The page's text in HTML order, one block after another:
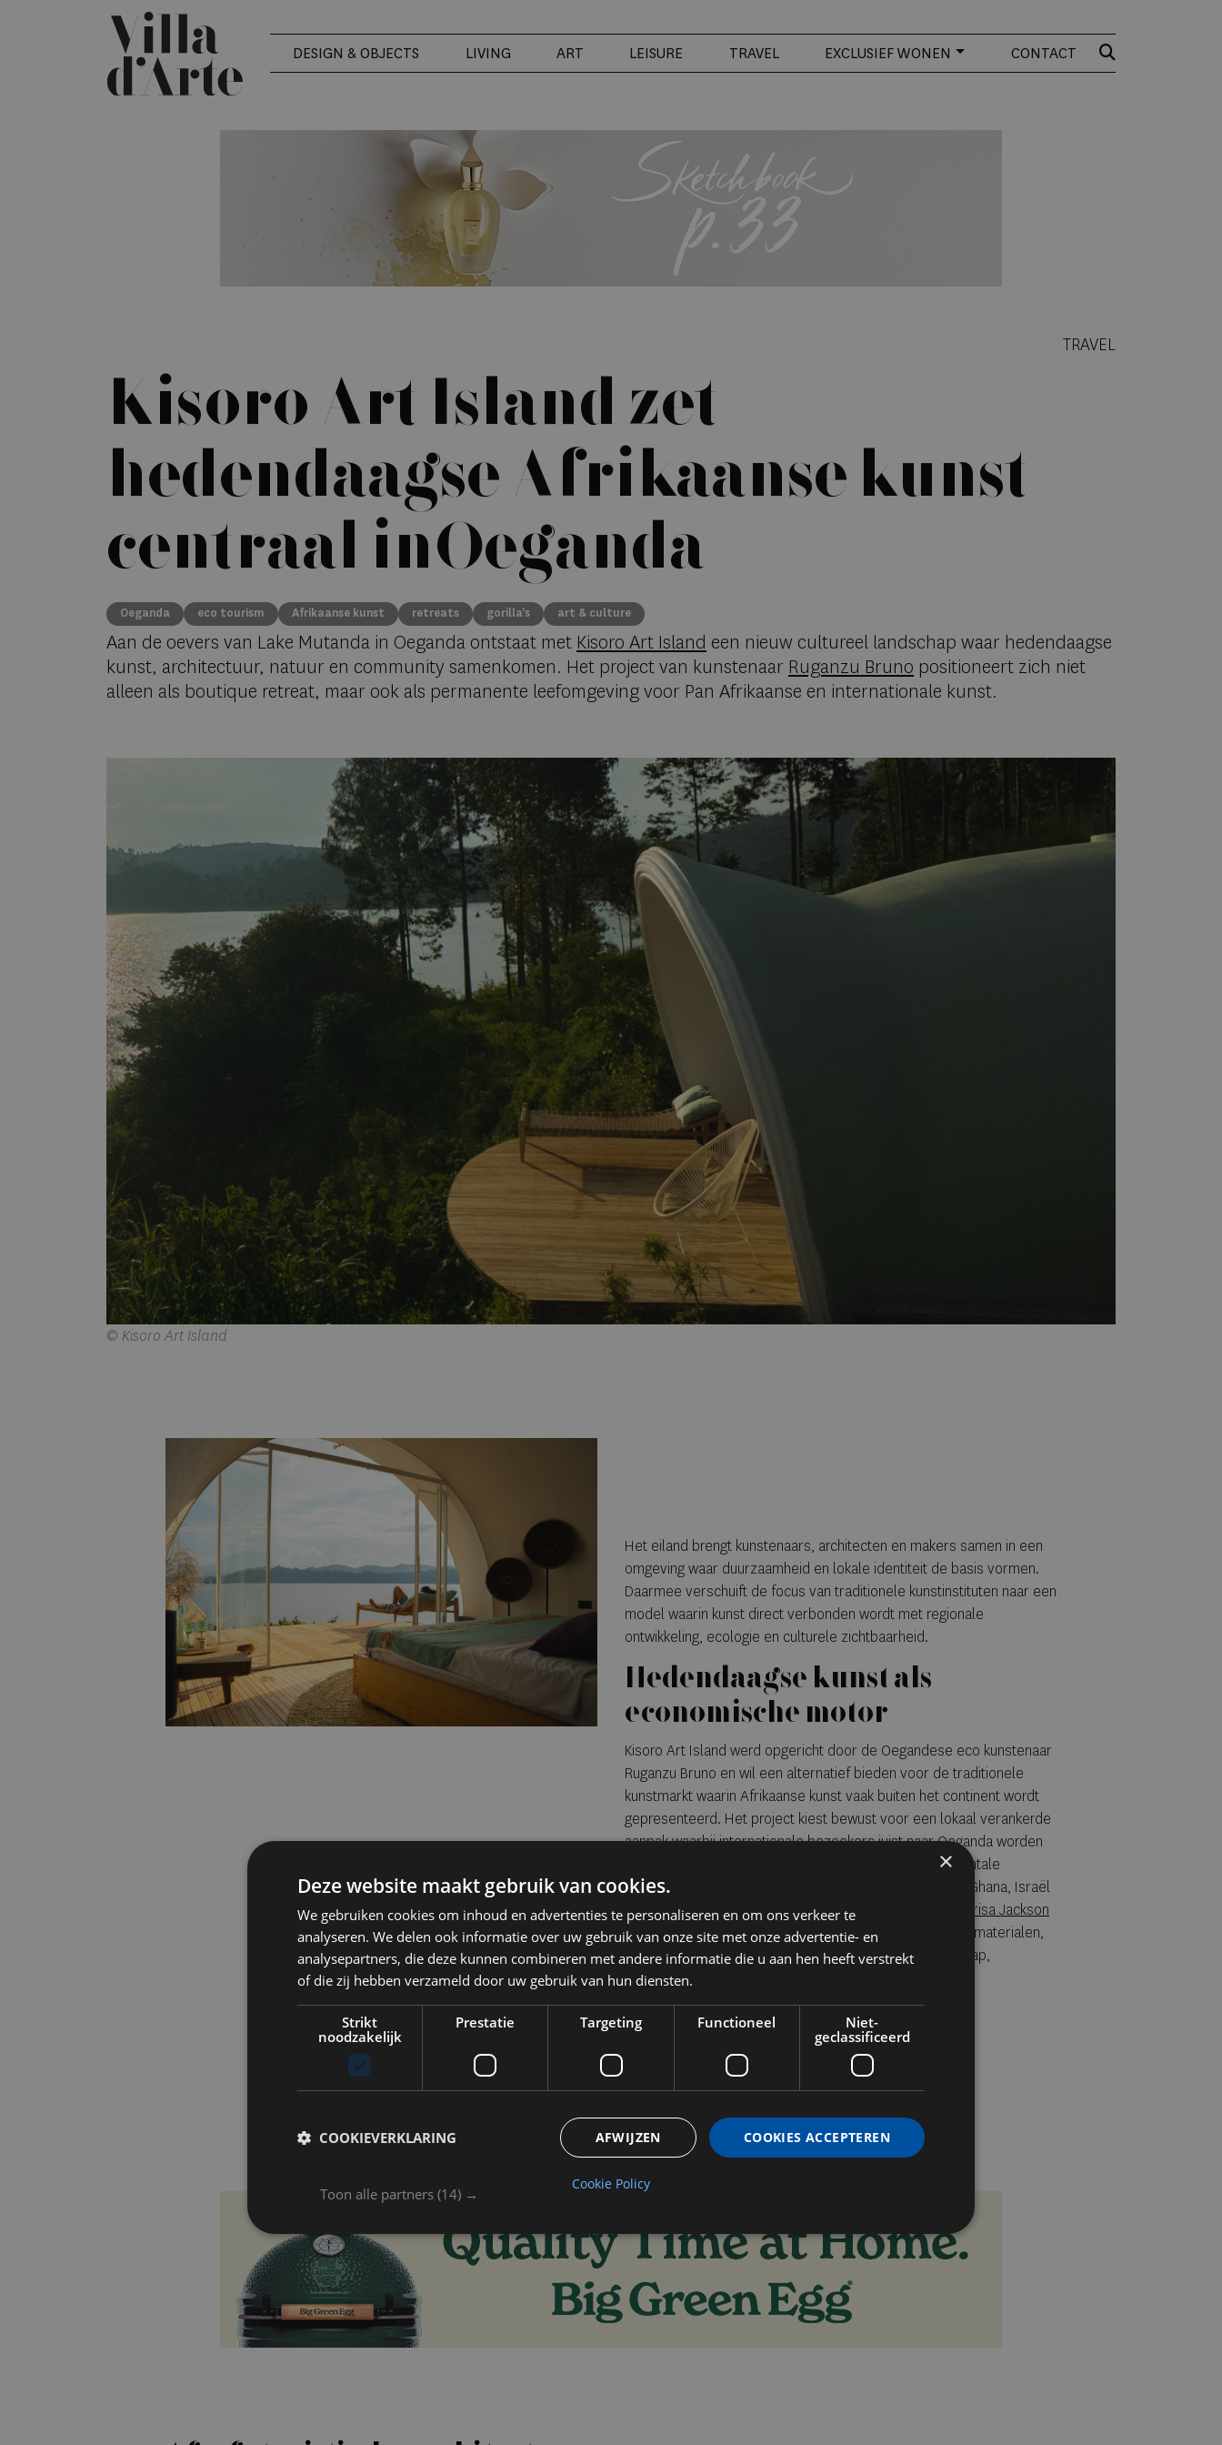
DESIGN & OBJECTS LIVING ART LEISURE TRAVEL EXCLUSIEF WONEN CONTACT
TRAVEL
Kisoro Art Island zet
hedendaagse Afrikaanse kunst
centraal in Oeganda
Oeganda eco tourism Afrikaanse kunst retreats gorilla's art & culture
Aan de oevers van Lake Mutanda in Oeganda ontstaat met Kisoro Art Island een nieuw cultureel landschap waar hedendaagse
kunst, architectuur, natuur en community samenkomen. Het project van kunstenaar Ruganzu Bruno positioneert zich niet
alleen als boutique retreat, maar ook als permanente leefomgeving voor Pan Afrikaanse en internationale kunst.
© Kisoro Art Island
Ruganzu Bruno, artist and
Het eiland brengt kunstenaars, architecten en makers samen in een
omgeving waar duurzaamheid en lokale identiteit de basis vormen.
Daarmee verschuift de focus van traditionele kunstinstituten naar een
model waarin kunst direct verbonden wordt met regionale
ontwikkeling, ecologie en culturele zichtbaarheid.
Hedendaagse kunst als
economische motor
Kisoro Art Island werd opgericht door de Oegandese eco kunstenaar
Ruganzu Bruno en wil een alternatief bieden voor de traditionele
kunstmarkt waarin Afrikaanse kunst vaak buiten het continent wordt
gepresenteerd. Het project kiest bewust voor een lokaal verankerde
aanpak waarbij internationale bezoekers juist naar Oeganda worden
gebracht. De permanente collectie bestaat uit monumentale
installaties en sculpturen van kunstenaars uit Oeganda, Ghana, Israël
en de Verenigde Staten. Werken als The Embrace van
Kirisa Jackson
en Rituals of Peace vanShrinecombineren gerecyclede materialen,
lokale vulkanische steen en symboliek rond gemeenschap,
verbinding en ecologische transformatie.
×
Deze website maakt gebruik van cookies.
We gebruiken cookies om inhoud en advertenties te personaliseren en om ons verkeer te
analyseren. We delen ook informatie over uw gebruik van onze site met onze advertentie- en
analysepartners, die deze kunnen combineren met andere informatie die u aan hen heeft verstrekt
of die zij hebben verzameld door uw gebruik van hun diensten.
Toon alle partners (14) →
Strikt
noodzakelijk
Prestatie Targeting Functioneel
Niet-
geclassificeerd
COOKIES ACCEPTEREN
AFWIJZEN
COOKIEVERKLARING
Cookie Policy